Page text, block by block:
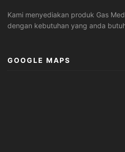
Kami menyediakan produk Gas
dengan kebutuhan yang anda
GOOGLE MAPS